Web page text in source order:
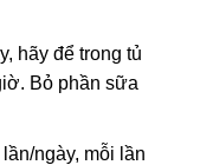
hãy để trong tủ
Bỏ phần sữa
ngày, mỗi lần